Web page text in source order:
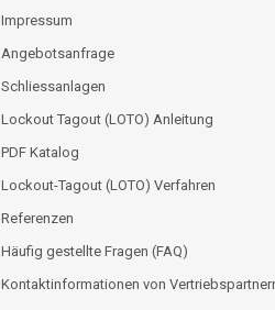
Impressum
Angebotsanfrage
Schliessanlagen
Lockout Tagout (LOTO) Anleitung
PDF Katalog
Lockout-Tagout (LOTO) Verfahren
Referenzen
Häufig gestellte Fragen (FAQ)
Kontaktinformationen von